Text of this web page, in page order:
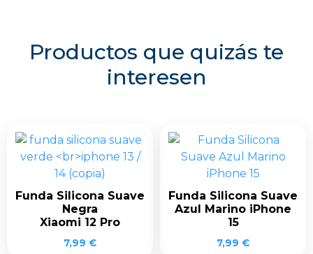
Productos que quizás te
interesen
Funda Silicona Suave
Negra
Xiaomi 12 Pro
7,99 €
Funda Silicona Suave
Azul Marino iPhone
15
7,99 €